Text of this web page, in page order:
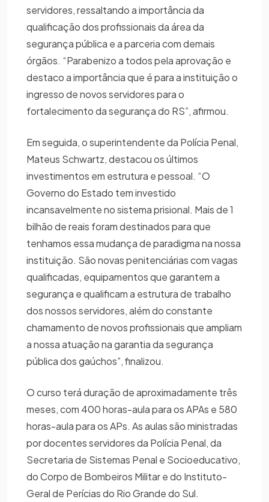
servidores, ressaltando a importância da
qualificação dos profissionais da área da
segurança pública e a parceria com demais
órgãos. “Parabenizo a todos pela aprovação e
destaco a importância que é para a instituição o
ingresso de novos servidores para o
fortalecimento da segurança do RS”, afirmou.
Em seguida, o superintendente da Polícia Penal,
Mateus Schwartz, destacou os últimos
investimentos em estrutura e pessoal. “O
Governo do Estado tem investido
incansavelmente no sistema prisional. Mais de 1
bilhão de reais foram destinados para que
tenhamos essa mudança de paradigma na nossa
instituição. São novas penitenciárias com vagas
qualificadas, equipamentos que garantem a
segurança e qualificam a estrutura de trabalho
dos nossos servidores, além do constante
chamamento de novos profissionais que ampliam
a nossa atuação na garantia da segurança
pública dos gaúchos”, finalizou.
O curso terá duração de aproximadamente três
meses, com 400 horas-aula para os APAs e 580
horas-aula para os APs. As aulas são ministradas
por docentes servidores da Polícia Penal, da
Secretaria de Sistemas Penal e Socioeducativo,
do Corpo de Bombeiros Militar e do Instituto-
Geral de Perícias do Rio Grande do Sul.